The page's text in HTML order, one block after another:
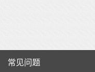
常见问题